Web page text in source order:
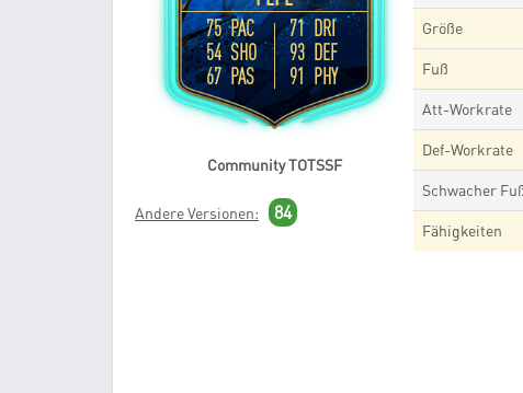
75 PAC
54 SHO
67 PAS
71 DRI
93 DEF
91 PHY
Community TOTSSF
Andere Versionen: 84
Größe
Fuß
Att-Workrate
Def-Workrate
Schwacher
Fähigkeiten